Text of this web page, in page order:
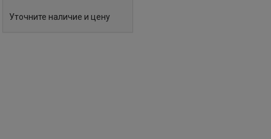
Уточните наличие и цену